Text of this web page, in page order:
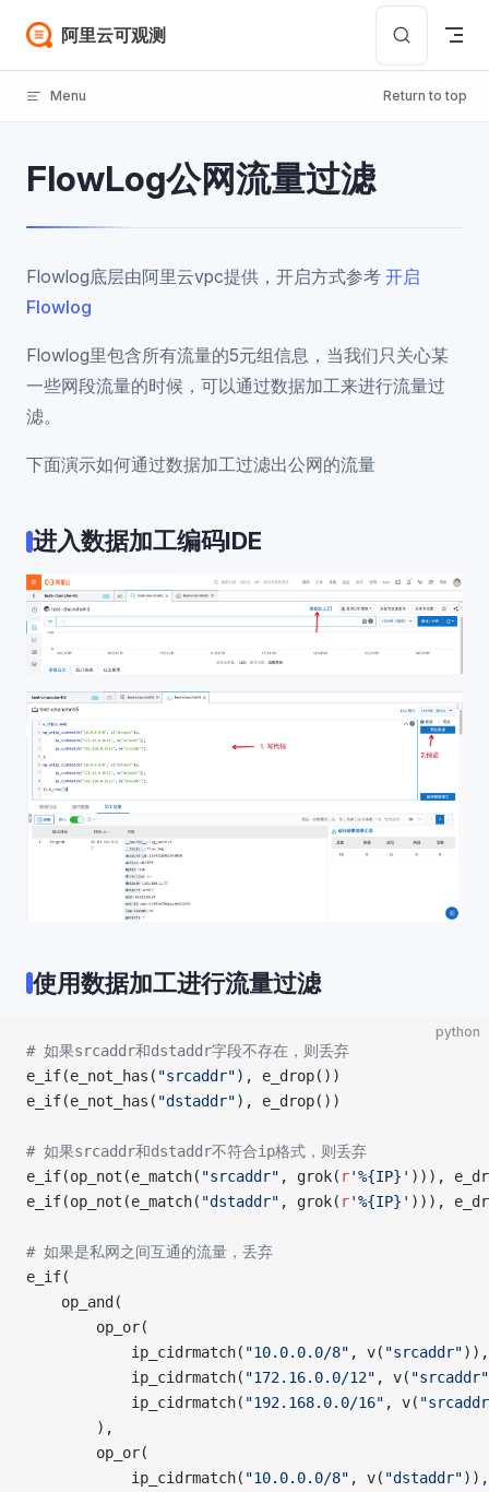
Skip to content
阿里云可观测
Menu Return to top
FlowLog公网流量过滤
Flowlog底层由阿里云vpc提供，开启方式参考 开启
Flowlog
Flowlog里包含所有流量的5元组信息，当我们只关心某
一些网段流量的时候，可以通过数据加工来进行流量过
滤。
下面演示如何通过数据加工过滤出公网的流量
进入数据加工编码IDE
使用数据加工进行流量过滤
python
# 如果srcaddr和dstaddr字段不存在，则丢弃
e_if(e_not_has( "srcaddr"), e_drop())
e_if(e_not_has( "dstaddr"), e_drop())
# 如果srcaddr和dstaddr不符合ip格式，则丢弃
e_if(op_not(e_match( "srcaddr" , grok( r'%{IP} ' ))),
e_if(op_not(e_match( "dstaddr" , grok( r'%{IP} ' ))),
# 如果是私网之间互通的流量，丢弃
e_if(
	op_and(
		op_or(
			ip_cidrmatch(
"10.0.0.0/8" , v( "srcaddr")),
      		ip_cidrmatch(
"172.16.0.0/12" , v( "srcaddr"
      		ip_cidrmatch(
"192.168.0.0/16" , v(
		),
		op_or(
			ip_cidrmatch(
"10.0.0.0/8" , v( "dstaddr")),